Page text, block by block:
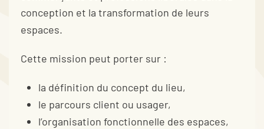
conception et la transformation de leurs
espaces.
Cette mission peut porter sur :
la définition du concept du lieu,
le parcours client ou usager,
l’organisation fonctionnelle des espaces,